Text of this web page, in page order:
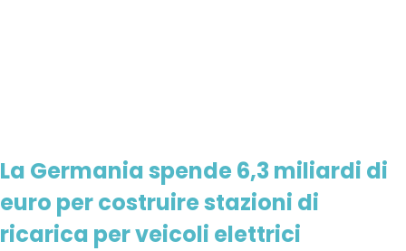
La Germania spende 6,3 miliardi di
euro per costruire stazioni di
ricarica per veicoli elettrici